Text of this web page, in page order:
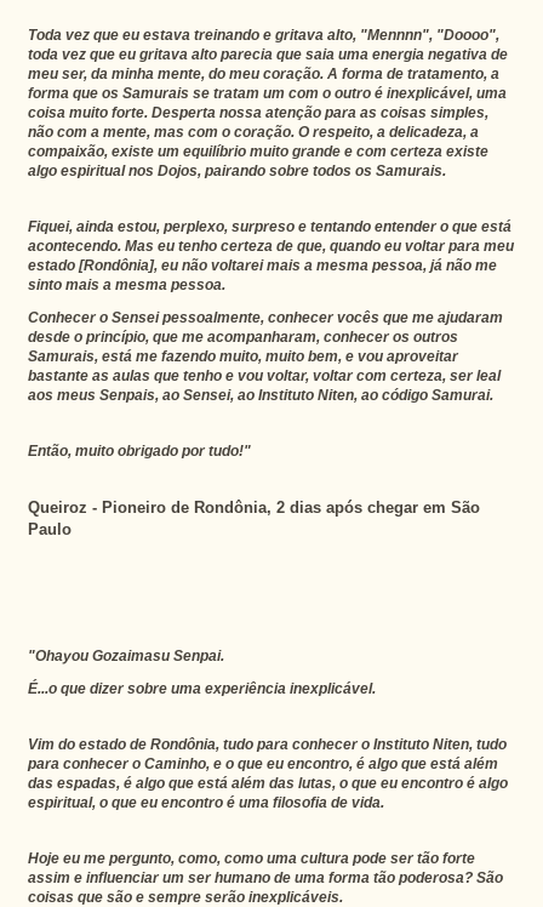
Toda vez que eu estava treinando e gritava alto, "Mennnn", "Doooo",
toda vez que eu gritava alto parecia que saia uma energia negativa de
meu ser, da minha mente, do meu coração. A forma de tratamento, a
forma que os Samurais se tratam um com o outro é inexplicável, uma
coisa muito forte. Desperta nossa atenção para as coisas simples,
não com a mente, mas com o coração. O respeito, a delicadeza, a
compaixão, existe um equilíbrio muito grande e com certeza existe
algo espiritual nos Dojos, pairando sobre todos os Samurais.
Fiquei, ainda estou, perplexo, surpreso e tentando entender o que está
acontecendo. Mas eu tenho certeza de que, quando eu voltar para meu
estado [Rondônia], eu não voltarei mais a mesma pessoa, já não me
sinto mais a mesma pessoa.
Conhecer o Sensei pessoalmente, conhecer vocês que me ajudaram
desde o princípio, que me acompanharam, conhecer os outros
Samurais, está me fazendo muito, muito bem, e vou aproveitar
bastante as aulas que tenho e vou voltar, voltar com certeza, ser leal
aos meus Senpais, ao Sensei, ao Instituto Niten, ao código Samurai.
Então, muito obrigado por tudo!"
Queiroz - Pioneiro de Rondônia, 2 dias após chegar em São
Paulo
"Ohayou Gozaimasu Senpai.
É...o que dizer sobre uma experiência inexplicável.
Vim do estado de Rondônia, tudo para conhecer o Instituto Niten, tudo
para conhecer o Caminho, e o que eu encontro, é algo que está além
das espadas, é algo que está além das lutas, o que eu encontro é algo
espiritual, o que eu encontro é uma filosofia de vida.
Hoje eu me pergunto, como, como uma cultura pode ser tão forte
assim e influenciar um ser humano de uma forma tão poderosa? São
coisas que são e sempre serão inexplicáveis.